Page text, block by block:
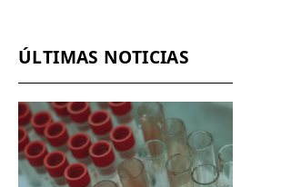
ÚLTIMAS NOTICIAS